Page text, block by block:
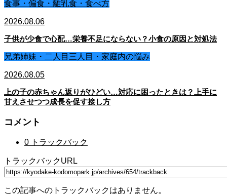
食事・偏食・離乳食・食べ方
2026.08.06
子供が少食で心配…栄養不足にならない？小食の原因と対処法
兄弟姉妹・二人目三人目・家庭内の悩み
2026.08.05
上の子の赤ちゃん返りがひどい…対応に困ったときは？上手に
甘えさせつつ成長を促す接し方
コメント
0 トラックバック
トラックバックURL
この記事へのトラックバックはありません。